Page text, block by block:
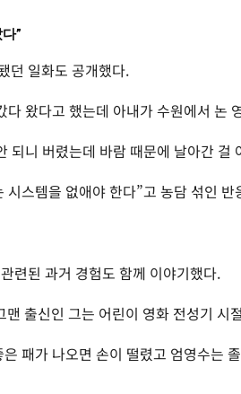
”
던 일화도 공개했다.
다 왔다고 했는데 아내가 수원에서 논
되니 버렸는데 바람 때문에 날아간 걸
시스템을 없애야 한다”고 농담 섞인 반
련된 과거 경험도 함께 이야기했다.
출신인 그는 어린이 영화 전성기 시
패가 나오면 손이 떨렸고 엄영수는